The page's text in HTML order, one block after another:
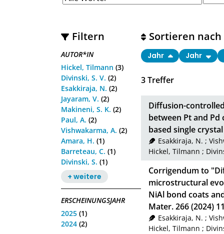
Filtern
AUTOR*IN
Hickel, Tilmann (3)
Divinski, S. V. (2)
Esakkiraja, N. (2)
Jayaram, V. (2)
Makineni, S. K. (2)
Paul, A. (2)
Vishwakarma, A. (2)
Amara, H. (1)
Barreteau, C. (1)
Divinski, S. (1)
+ weitere
ERSCHEINUNGSJAHR
2025 (1)
2024 (2)
3Treffer
Sortieren nach
Jahr Jahr
Diffusion-
between Pt and
based single
Esakkiraja, N. ;
Hickel, Tilmann ;
Corrigendum to
microstructural
NiAl bond coats
Mater. 266 (2024)
Esakkiraja, N. ;
Hickel, Tilmann ;